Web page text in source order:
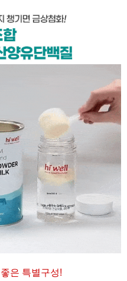
은 특별구성!